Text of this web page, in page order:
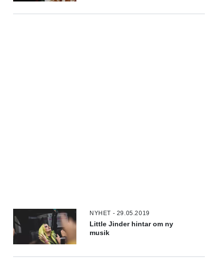
NYHET - 29.05.2019
Little Jinder hintar om ny
musik